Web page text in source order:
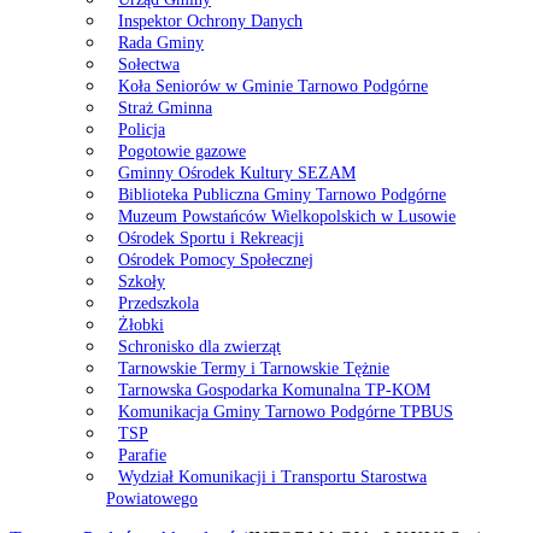
Inspektor Ochrony Danych
Rada Gminy
Sołectwa
Koła Seniorów w Gminie Tarnowo Podgórne
Straż Gminna
Policja
Pogotowie gazowe
Gminny Ośrodek Kultury SEZAM
Biblioteka Publiczna Gminy Tarnowo Podgórne
Muzeum Powstańców Wielkopolskich w Lusowie
Ośrodek Sportu i Rekreacji
Ośrodek Pomocy Społecznej
Szkoły
Przedszkola
Żłobki
Schronisko dla zwierząt
Tarnowskie Termy i Tarnowskie Tężnie
Tarnowska Gospodarka Komunalna TP-KOM
Komunikacja Gminy Tarnowo Podgórne TPBUS
TSP
Parafie
Wydział Komunikacji i Transportu Starostwa
Powiatowego